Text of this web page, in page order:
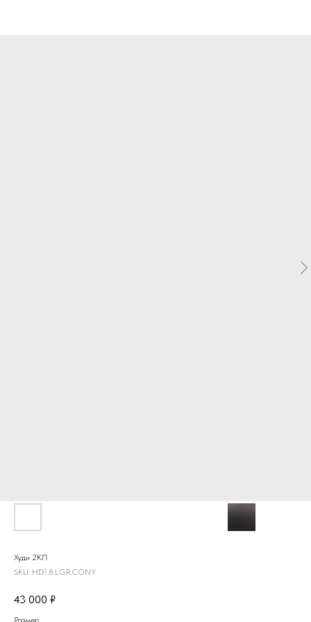
Худи 2КП
SKU: HD1.8.LGR.CONY
43 000 ₽
Размер